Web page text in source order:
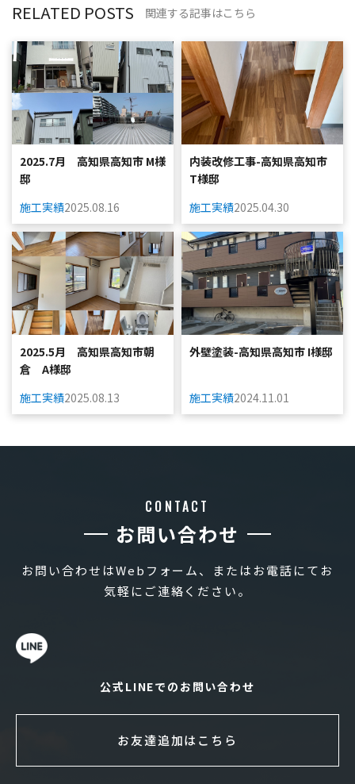
RELATED POSTS 関連する記事はこちら
2025.7月 高知県高知市 M様
邸
施工実績2025.08.16
内装改修工事-高知県高知市
T様邸
施工実績2025.04.30
2025.5月 高知県高知市朝
倉 A様邸
施工実績2025.08.13
外壁塗装-高知県高知市 I様邸
施工実績2024.11.01
CONTACT
お問い合わせ
お問い合わせはWebフォーム、またはお電話にてお
気軽にご連絡ください。
公式LINEでのお問い合わせ
お友達追加はこちら